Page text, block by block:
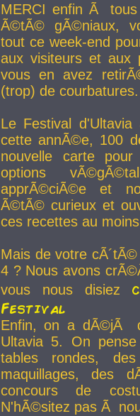
MERCI enfin Ã
Ã©tÃ© gÃ©niaux,
tout ce week-end
aux visiteurs et aux
vous en avez
(trop) de courbatures.
Le Festival
cette annÃ©e, 100
nouvelle carte
options
apprÃ©ciÃ©e et
Ã©tÃ© curieux et
ces recettes au
Mais de votre
4 ? Nous avons
vous nous disiez
Festival
Enfin, on a dÃ©jÃ
Ultavia 5. On
tables rondes,
maquillages, des
concours de
N'hÃ©sitez pas Ã